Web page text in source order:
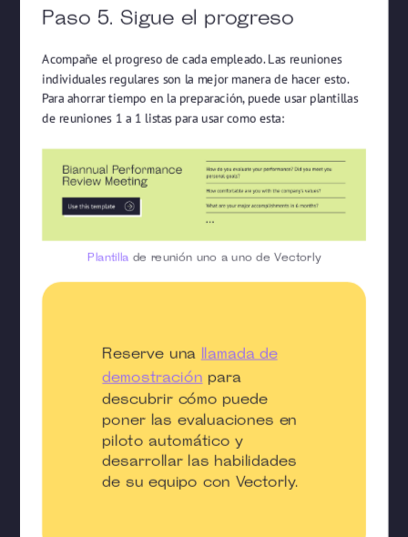
Paso 5. Sigue el progreso
Acompañe el progreso de cada empleado. Las reuniones
individuales regulares son la mejor manera de hacer esto.
Para ahorrar tiempo en la preparación, puede usar plantillas
de reuniones 1 a 1 listas para usar como esta:
Plantilla de reunión uno a uno de Vectorly
Reserve una
llamada de
demostración para
descubrir cómo puede
poner las evaluaciones en
piloto automático y
desarrollar las habilidades
de su equipo con Vectorly.